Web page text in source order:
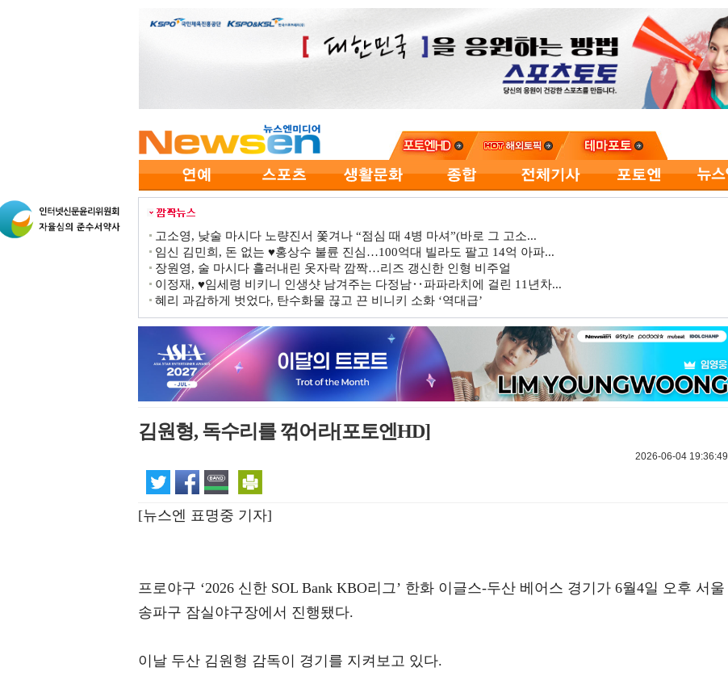
고소영, 낮술 마시다 노량진서 쫓겨나 “점심 때 4병 마셔”(바로 그 고소...
임신 김민희, 돈 없는 ♥홍상수 불륜 진심…100억대 빌라도 팔고 14억 아파...
장원영, 술 마시다 흘러내린 옷자락 깜짝…리즈 갱신한 인형 비주얼
이정재, ♥임세령 비키니 인생샷 남겨주는 다정남‥파파라치에 걸린 11년차...
혜리 과감하게 벗었다, 탄수화물 끊고 끈 비니키 소화 ‘역대급’
김원형, 독수리를 꺾어라[포토엔HD]
2026-06-04 19:36:49
[뉴스엔 표명중 기자]
프로야구 ‘2026 신한 SOL Bank KBO리그’ 한화 이글스-두산 베어스 경기가 6월4일 오후 서울
송파구 잠실야구장에서 진행됐다.
이날 두산 김원형 감독이 경기를 지켜보고 있다.